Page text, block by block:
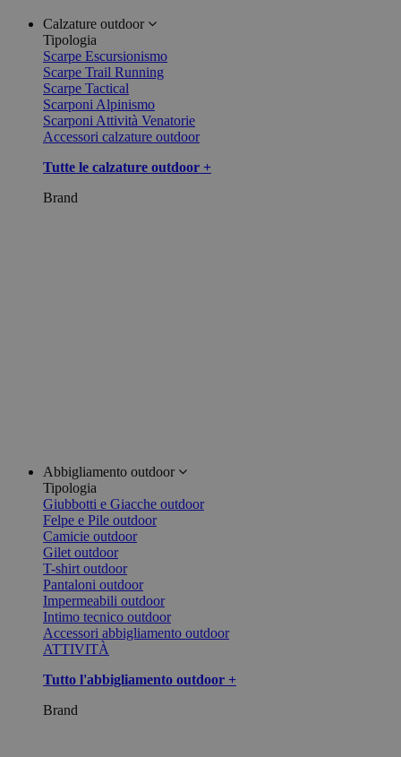
Calzature outdoor
Tipologia
Scarpe Escursionismo
Scarpe Trail Running
Scarpe Tactical
Scarponi Alpinismo
Scarponi Attività Venatorie
Accessori calzature outdoor
Tutte le calzature outdoor +
Brand
Abbigliamento outdoor
Tipologia
Giubbotti e Giacche outdoor
Felpe e Pile outdoor
Camicie outdoor
Gilet outdoor
T-shirt outdoor
Pantaloni outdoor
Impermeabili outdoor
Intimo tecnico outdoor
Accessori abbigliamento outdoor
ATTIVITÀ
Tutto l'abbigliamento outdoor +
Brand